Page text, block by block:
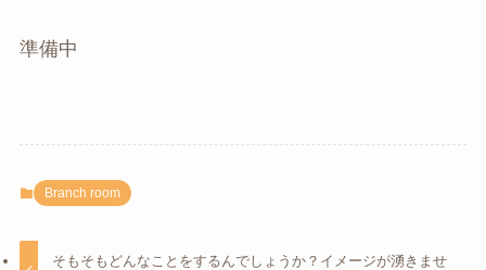
準備中
Branch room
そもそもどんなことをするんでしょうか？イメージが湧きませ